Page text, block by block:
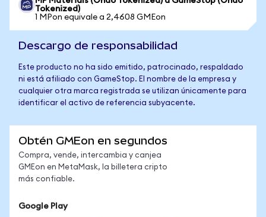
Tokenized)
1 MPon equivale a 2,4608 GMEon
Descargo de responsabilidad
Este producto no ha sido emitido, patrocinado, respaldado
ni está afiliado con GameStop. El nombre de la empresa y
cualquier otra marca registrada se utilizan únicamente para
identificar el activo de referencia subyacente.
Obtén GMEon en segundos
Compra, vende, intercambia y canjea
GMEon en MetaMask, la billetera cripto
más confiable.
Google Play